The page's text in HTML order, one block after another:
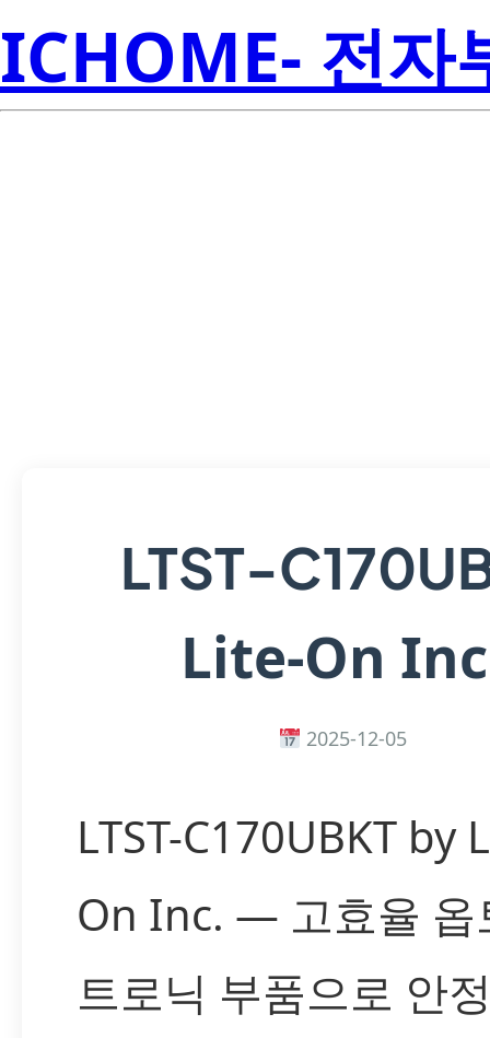
ICHOME- 전자
LTST-
Lite-On
2025-12-05
LTST-C170UBKT by
On Inc. — 고효율 옵
트로닉 부품으로 안